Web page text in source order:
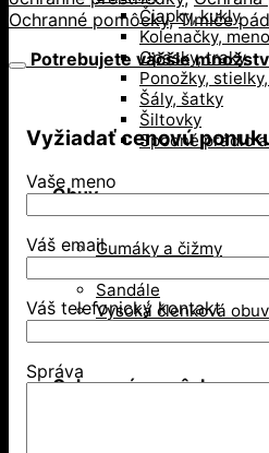
Čiapky, kukly
Kolenačky,
Opasky, traky
Ponožky,
Šály, šatky
Šiltovky
Spodné prádlo
Obuv
Gumáky a čižmy
Sandále
Vysoká členková obuv
Ochranné pomôcky
Ochranné pomôcky,Tlmiče
Potrebujete väčšie
Vyžiadať cenovú
Vaše meno
Váš email
Váš telefonický kontakt
Správa